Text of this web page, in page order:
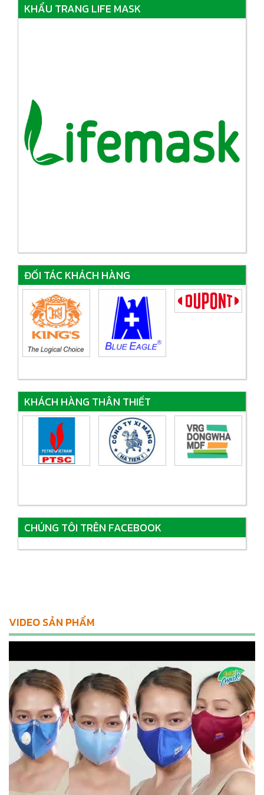
KHẨU TRANG LIFE MASK
ĐỐI TÁC KHÁCH HÀNG
KHÁCH HÀNG THÂN THIẾT
CHÚNG TÔI TRÊN FACEBOOK
VIDEO SẢN PHẨM